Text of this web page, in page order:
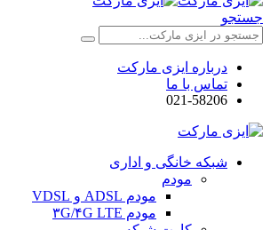
جستجو
درباره ایزی مارکت
تماس با ما
021-58206
شبکه خانگی و اداری
مودم
مودم ADSL و VDSL
مودم ۳G/۴G LTE